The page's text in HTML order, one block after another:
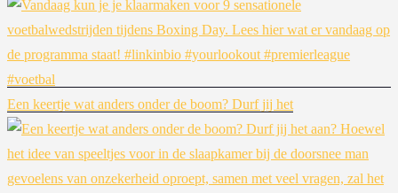
Een keertje wat anders onder de boom? Durf jij het